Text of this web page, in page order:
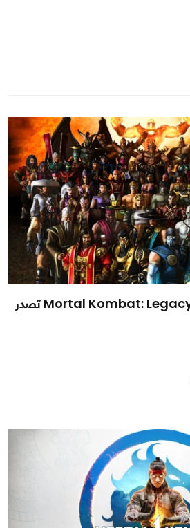
مجموعة Mortal Kombat: Legacy Kollection تصدر